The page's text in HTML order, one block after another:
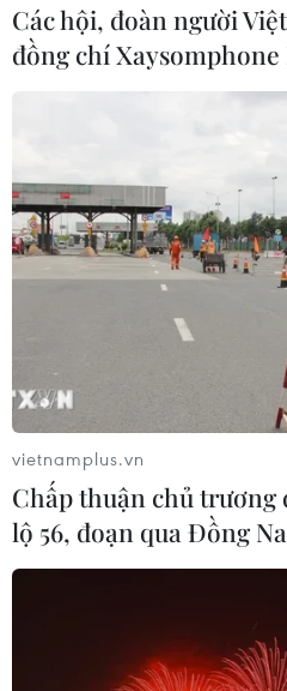
Theo dõi VietnamPlus
TIN LIÊN QUAN
Anh đề nghị EU đàm
Các hội, đoàn người
đồng chí
vietnamplus.vn
Chấp thuận chủ trương
lộ 56, đoạn qua Đồng